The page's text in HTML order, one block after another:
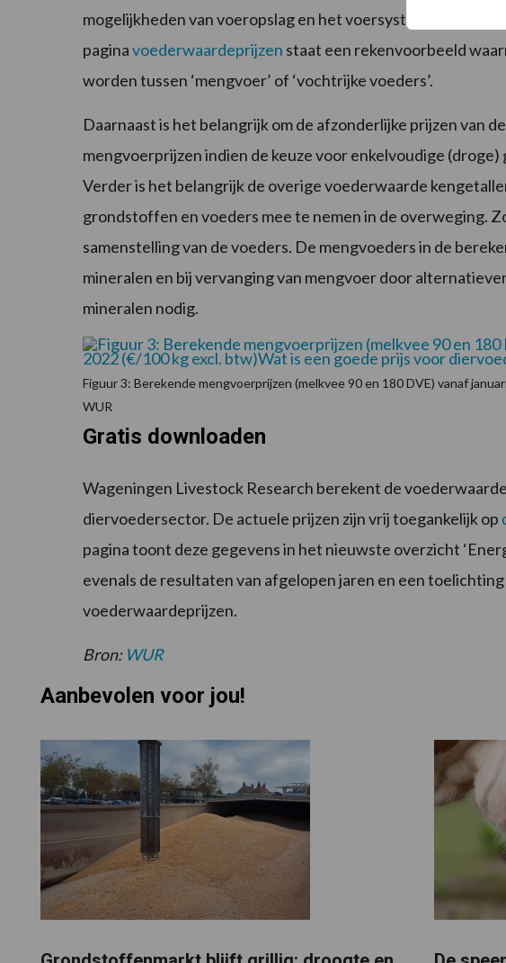
mogelijkheden van voeropslag en het voersysteem op het
paginavoederwaardeprijzen staat een rekenvoorbeeld
worden tussen ‘mengvoer’ of ‘vochtrijke voeders’.
Daarnaast is het belangrijk om de afzonderlijke prijzen van
mengvoerprijzen indien de keuze voor enkelvoudige
Verder is het belangrijk de overige voederwaarde
grondstoffen en voeders mee te nemen in de overweging.
samenstelling van de voeders. De mengvoeders in de
mineralen en bij vervanging van mengvoer door
mineralen nodig.
Figuur 3: Berekende mengvoerprijzen (melkvee 90 en 180 DVE) vanaf
WUR
Gratis downloaden
Wageningen Livestock Research berekent de
diervoedersector. De actuele prijzen zijn vrij toegankelijk op
pagina toont deze gegevens in het nieuwste overzicht
evenals de resultaten van afgelopen jaren en een
voederwaardeprijzen.
Bron: WUR
Aanbevolen voor jou!